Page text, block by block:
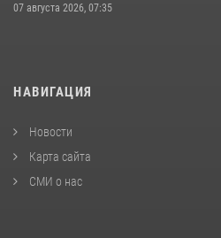
07 августа 2026, 07:35
НАВИГАЦИЯ
Новости
Карта сайта
СМИ о нас